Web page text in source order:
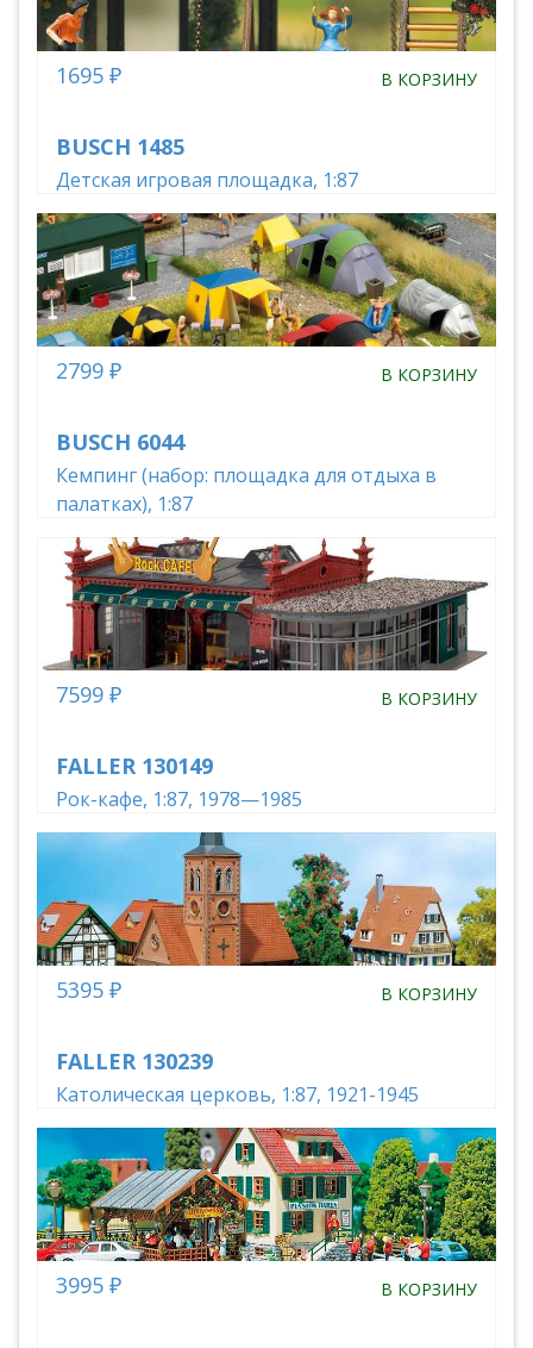
BUSCH 1485
Детская игровая площадка, 1:87
1695 ₽ В КОРЗИНУ
BUSCH 6044
Кемпинг (набор: площадка для отдыха в
палатках), 1:87
2799 ₽ В КОРЗИНУ
FALLER 130149
Рок-кафе, 1:87, 1978—1985
7599 ₽ В КОРЗИНУ
FALLER 130239
Католическая церковь, 1:87, 1921-1945
5395 ₽ В КОРЗИНУ
3995 ₽ В КОРЗИНУ